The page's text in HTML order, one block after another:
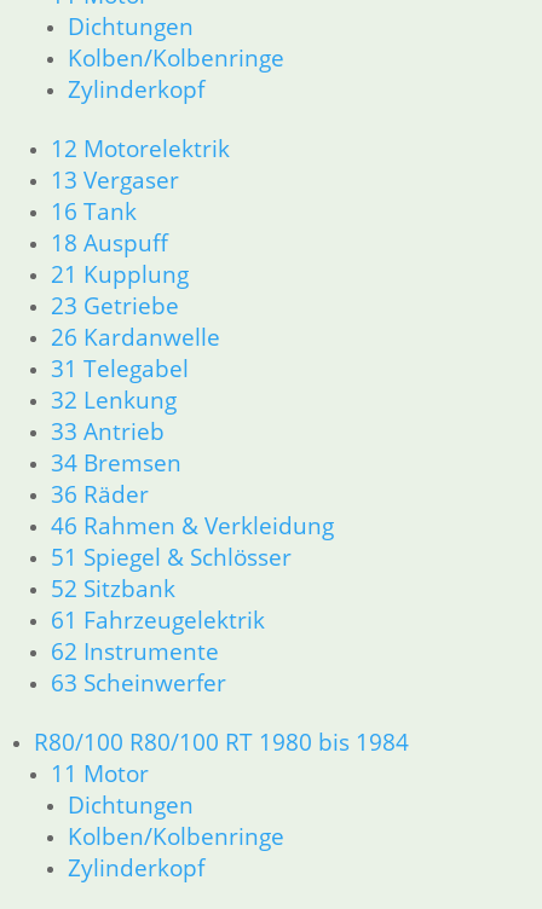
Dichtungen
Kolben/Kolbenringe
Zylinderkopf
12 Motorelektrik
13 Vergaser
16 Tank
18 Auspuff
21 Kupplung
23 Getriebe
26 Kardanwelle
31 Telegabel
32 Lenkung
33 Antrieb
34 Bremsen
36 Räder
46 Rahmen & Verkleidung
51 Spiegel & Schlösser
52 Sitzbank
61 Fahrzeugelektrik
62 Instrumente
63 Scheinwerfer
R80/100 R80/100 RT 1980 bis 1984
11 Motor
Dichtungen
Kolben/Kolbenringe
Zylinderkopf
16 Tank
18 Auspuff
21 Kupplung
23 Getriebe
31 Telegabel
32 Lenkung
33 Antrieb
34 Bremsen
36 Räder
46 Rahmen & Verkleidung R26 R27
51 Spiegel & Schlösser
61 Fahrzeugelektrik
62 Instrumente
63 Scheinwerfer
R50 R69/S
11 Motor
Dichtungen
Zylinderkopf
12 Motorelektrik
13 Vergaser
16 Tank
18 Auspuff
21 Kupplung
23 Getriebe
31 Telegabel
32 Lenkung
33 Antrieb
34 Bremsen
36 Räder
46 Rahmen & Verkleidung